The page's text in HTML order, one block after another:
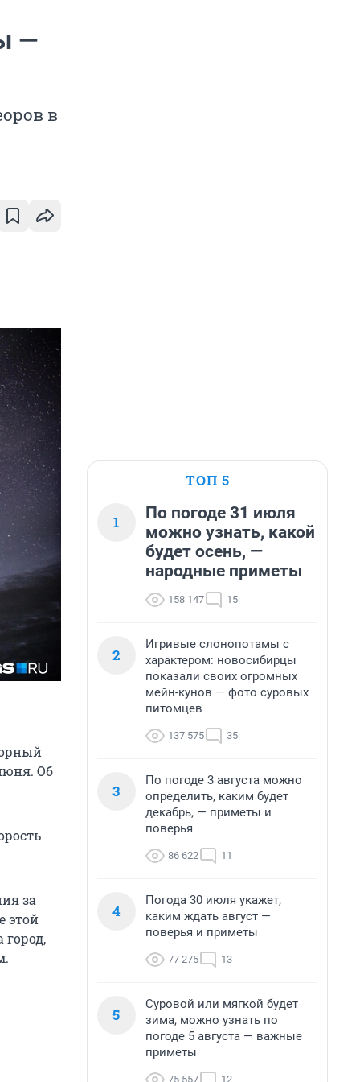
—
в
Об
за
этой
город,
ТОП 5
1
По погоде 31 июля
можно узнать, какой
будет осень, —
народные приметы
158 147 15
2
Игривые слонопотамы с
характером: новосибирцы
показали своих огромных
мейн-кунов — фото суровых
питомцев
137 575 35
3
По погоде 3 августа можно
определить, каким будет
декабрь, — приметы и
поверья
86 622 11
4
Погода 30 июля укажет,
каким ждать август —
поверья и приметы
77 275 13
5
Суровой или мягкой будет
зима, можно узнать по
погоде 5 августа — важные
приметы
75 557 12